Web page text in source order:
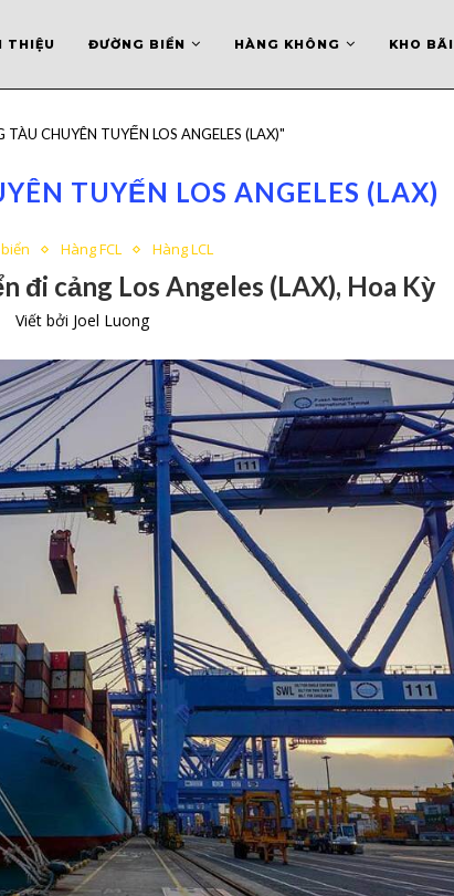
THIỆU ĐƯỜNG BIỂN HÀNG KHÔNG KHO BÃI
CHUYÊN TUYẾN LOS ANGELES (LAX)"
TUYẾN LOS ANGELES (LAX)
Hàng FCL Hàng LCL
đi cảng Los Angeles (LAX), Hoa Kỳ
Viết bởi Joel Luong